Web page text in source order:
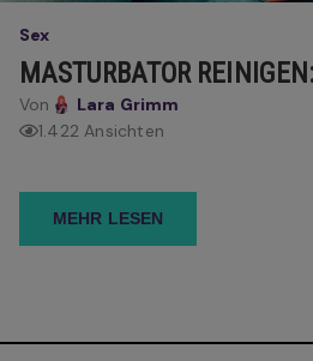
Sex
MASTURBATOR
Von
Lara Grimm
1.422 Ansichten
MEHR LESEN